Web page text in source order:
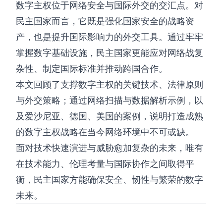
数字主权位于网络安全与国际外交的交汇点。对
民主国家而言，它既是强化国家安全的战略资
产，也是提升国际影响力的外交工具。通过牢牢
掌握数字基础设施，民主国家更能应对网络战复
杂性、制定国际标准并推动跨国合作。
本文回顾了支撑数字主权的关键技术、法律原则
与外交策略；通过网络扫描与数据解析示例，以
及爱沙尼亚、德国、美国的案例，说明打造成熟
的数字主权战略在当今网络环境中不可或缺。
面对技术快速演进与威胁愈加复杂的未来，唯有
在技术能力、伦理考量与国际协作之间取得平
衡，民主国家方能确保安全、韧性与繁荣的数字
未来。